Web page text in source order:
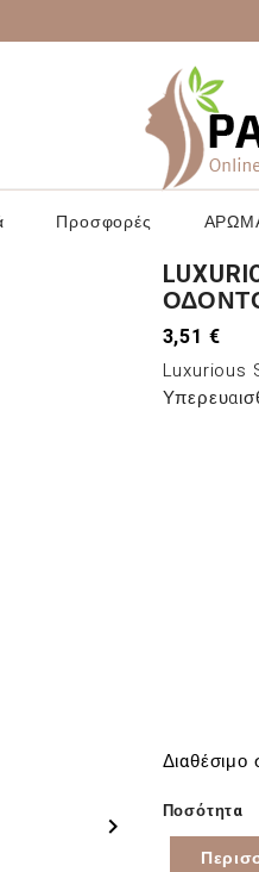
Προσφορές

3,51 €
Luxurious
Ποσότητα